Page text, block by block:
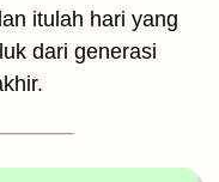
itulah hari yang
dari generasi